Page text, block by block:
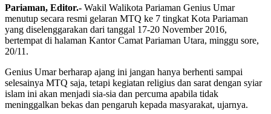
Pariaman, Editor.- Wakil Walikota Pariaman Genius Umar
menutup secara resmi gelaran MTQ ke 7 tingkat Kota Pariaman
yang diselenggarakan dari tanggal 17-20 November 2016,
bertempat di halaman Kantor Camat Pariaman Utara, minggu sore,
20/11.
Genius Umar berharap ajang ini jangan hanya berhenti sampai
selesainya MTQ saja, tetapi kegiatan religius dan sarat dengan syiar
islam ini akan menjadi sia-sia dan percuma apabila tidak
meninggalkan bekas dan pengaruh kepada masyarakat, ujarnya.